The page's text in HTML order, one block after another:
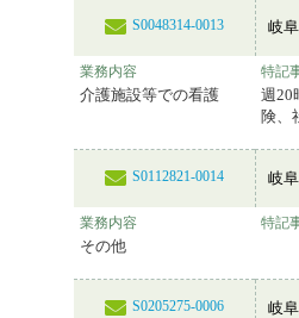
S0048314-0013 岐
業務内容
介護施設等での看護
特記
週20
険、
S0112821-0014 岐
業務内容
その他
特記
S0205275-0006 岐